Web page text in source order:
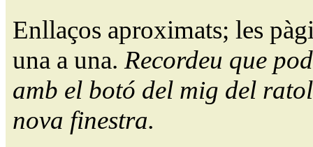
Enllaços aproximats; les
una a una. Recordeu que
amb el botó del mig del
nova finestra.